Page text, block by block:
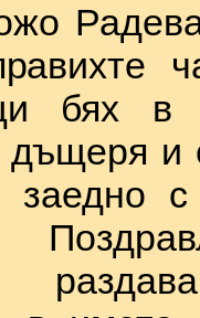
бях в
дъщеря и
заедно с